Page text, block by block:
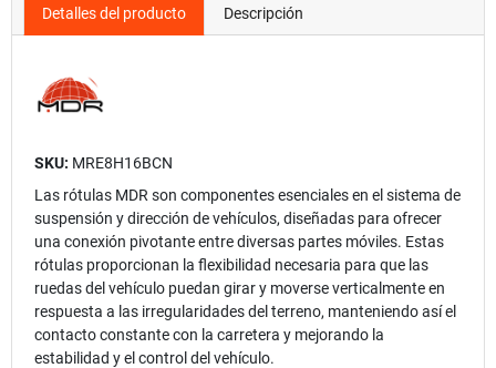
Detalles del producto Descripción
SKU: MRE8H16BCN
Las rótulas MDR son componentes esenciales en el sistema de
suspensión y dirección de vehículos, diseñadas para ofrecer
una conexión pivotante entre diversas partes móviles. Estas
rótulas proporcionan la flexibilidad necesaria para que las
ruedas del vehículo puedan girar y moverse verticalmente en
respuesta a las irregularidades del terreno, manteniendo así el
contacto constante con la carretera y mejorando la
estabilidad y el control del vehículo.